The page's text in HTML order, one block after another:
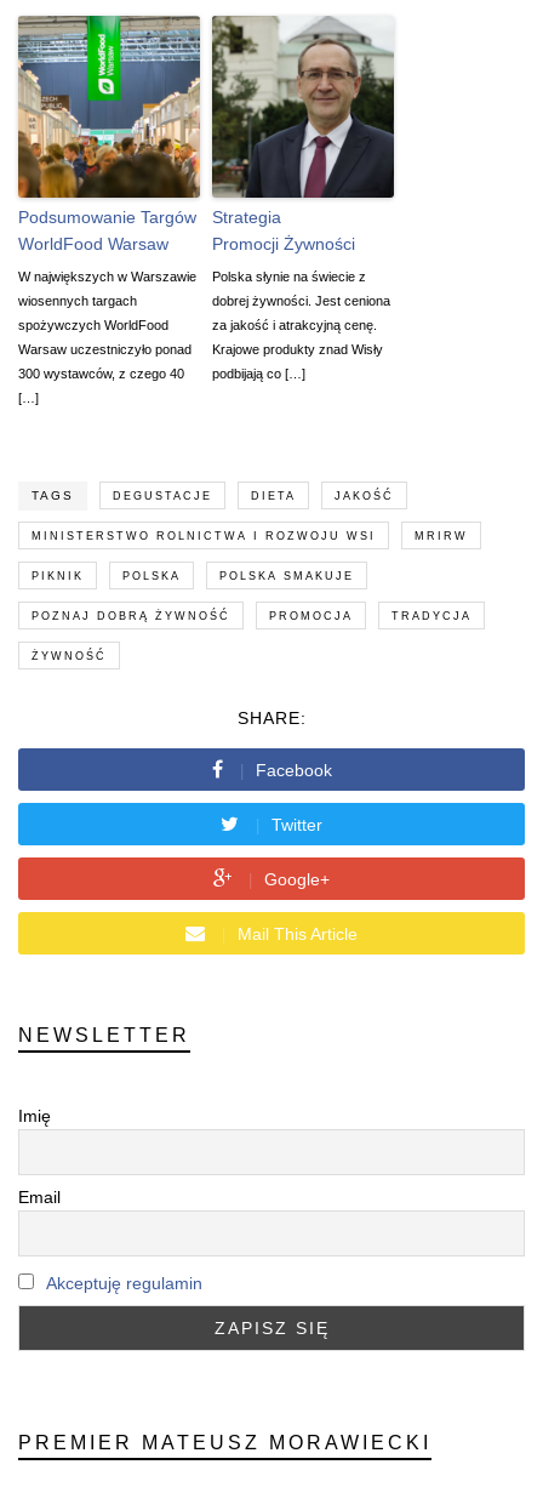
Podsumowanie Targów
WorldFood Warsaw
W największych w Warszawie
wiosennych targach
spożywczych WorldFood
Warsaw uczestniczyło ponad
300 wystawców, z czego 40
[…]
Strategia
Promocji Żywności
Polska słynie na świecie z
dobrej żywności. Jest ceniona
za jakość i atrakcyjną cenę.
Krajowe produkty znad Wisły
podbijają co […]
TAGS DEGUSTACJE DIETA JAKOŚĆ
MINISTERSTWO ROLNICTWA I ROZWOJU WSI MRIRW
PIKNIK POLSKA POLSKA SMAKUJE
POZNAJ DOBRĄ ŻYWNOŚĆ PROMOCJA TRADYCJA
ŻYWNOŚĆ
SHARE:
Facebook
Twitter
Google+
Mail This Article
NEWSLETTER
Imię
Email
Akceptuję regulamin
PREMIER MATEUSZ MORAWIECKI